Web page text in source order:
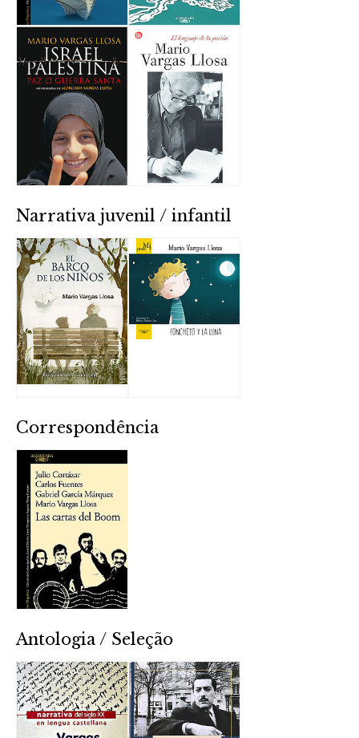
Narrativa juvenil / infantil
Correspondência
Antologia / Seleção